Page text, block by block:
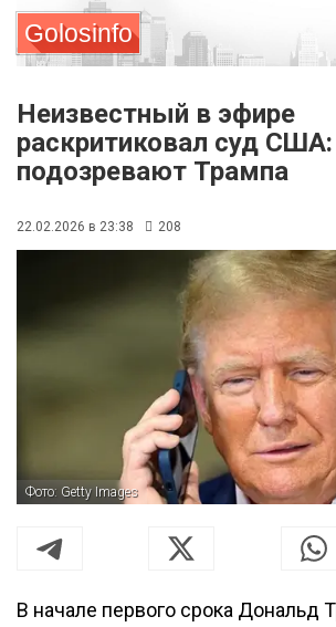
Golosinfo
Неизвестный в эфире
раскритиковал суд США:
подозревают Трампа
22.02.2026 в 23:38 208
Фото: Getty Images
В начале первого срока Дональд